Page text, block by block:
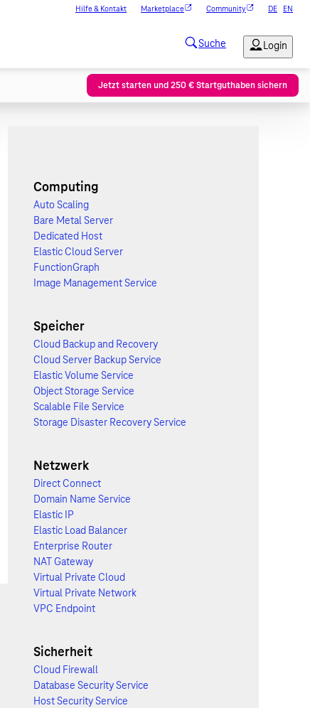
Hilfe & Kontakt Marketplace Community DE EN
Jetzt starten und 250 € Startguthaben sichern
Computing
Auto Scaling
Bare Metal Server
Dedicated Host
Elastic Cloud Server
FunctionGraph
Image Management Service
Speicher
Cloud Backup and Recovery
Cloud Server Backup Service
Elastic Volume Service
Object Storage Service
Scalable File Service
Storage Disaster Recovery Service
Netzwerk
Direct Connect
Domain Name Service
Elastic IP
Elastic Load Balancer
Enterprise Router
NAT Gateway
Virtual Private Cloud
Virtual Private Network
VPC Endpoint
Sicherheit
Cloud Firewall
Database Security Service
Host Security Service